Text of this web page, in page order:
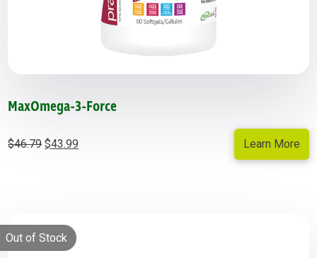
MaxOmega-3-Force
$46.79Le
$43.99 Learn More
Out of Stock